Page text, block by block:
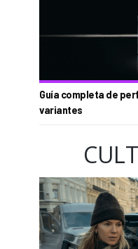
Guía completa de
variantes